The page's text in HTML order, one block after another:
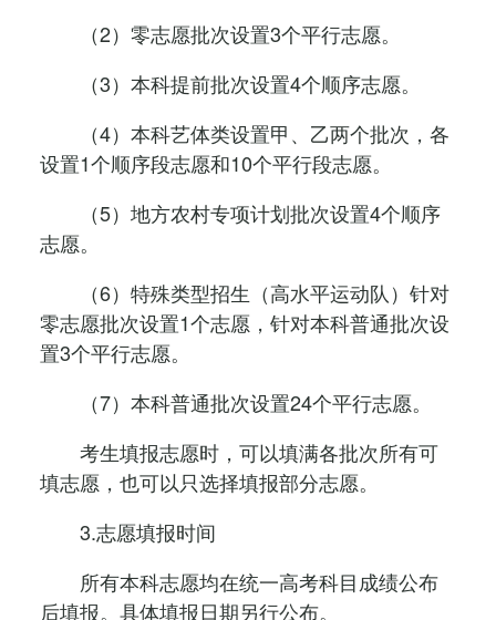
（2）零志愿批次设置3个平行志愿。
（3）本科提前批次设置4个顺序志愿。
（4）本科艺体类设置甲、乙两个批次，各
设置1个顺序段志愿和10个平行段志愿。
（5）地方农村专项计划批次设置4个顺序
志愿。
（6）特殊类型招生（高水平运动队）针对
零志愿批次设置1个志愿，针对本科普通批次设
置3个平行志愿。
（7）本科普通批次设置24个平行志愿。
考生填报志愿时，可以填满各批次所有可
填志愿，也可以只选择填报部分志愿。
3.志愿填报时间
所有本科志愿均在统一高考科目成绩公布
后填报。具体填报日期另行公布。